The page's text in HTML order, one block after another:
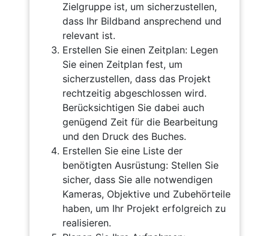
Zielgruppe ist, um sicherzustellen,
dass Ihr Bildband ansprechend und
relevant ist.
Erstellen Sie einen Zeitplan: Legen
Sie einen Zeitplan fest, um
sicherzustellen, dass das Projekt
rechtzeitig abgeschlossen wird.
Berücksichtigen Sie dabei auch
genügend Zeit für die Bearbeitung
und den Druck des Buches.
Erstellen Sie eine Liste der
benötigten Ausrüstung: Stellen Sie
sicher, dass Sie alle notwendigen
Kameras, Objektive und Zubehörteile
haben, um Ihr Projekt erfolgreich zu
realisieren.